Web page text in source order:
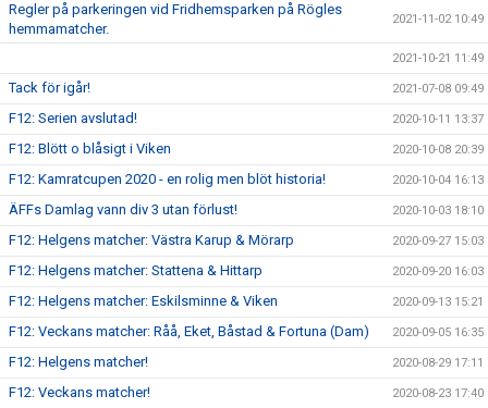
Regler på parkeringen vid Fridhemsparken på Rögles
hemmamatcher.
2021-11-02 10:49
2021-10-21 11:49
Tack för igår! 2021-07-08 09:49
F12: Serien avslutad! 2020-10-11 13:37
F12: Blött o blåsigt i Viken 2020-10-08 20:39
F12: Kamratcupen 2020 - en rolig men blöt historia! 2020-10-04 16:13
ÄFFs Damlag vann div 3 utan förlust! 2020-10-03 18:10
F12: Helgens matcher: Västra Karup & Mörarp 2020-09-27 15:03
F12: Helgens matcher: Stattena & Hittarp 2020-09-20 16:03
F12: Helgens matcher: Eskilsminne & Viken 2020-09-13 15:21
F12: Veckans matcher: Råå, Eket, Båstad & Fortuna (Dam) 2020-09-05 16:35
F12: Helgens matcher! 2020-08-29 17:11
F12: Veckans matcher! 2020-08-23 17:40